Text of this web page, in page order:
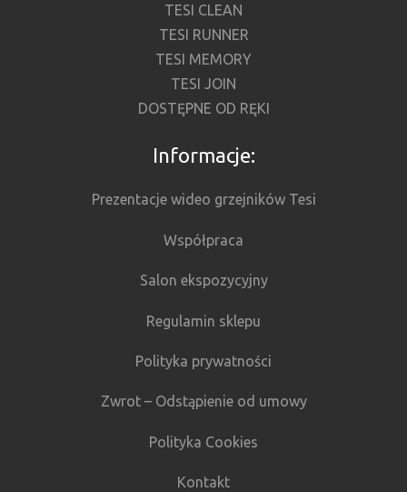
TESI CLEAN
TESI RUNNER
TESI MEMORY
TESI JOIN
DOSTĘPNE OD RĘKI
Informacje:
Prezentacje wideo grzejników Tesi
Współpraca
Salon ekspozycyjny
Regulamin sklepu
Polityka prywatności
Zwrot – Odstąpienie od umowy
Polityka Cookies
Kontakt